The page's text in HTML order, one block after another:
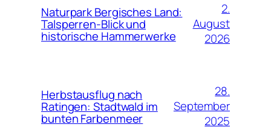
Naturpark Bergisches Land:
Talsperren-Blick und
historische Hammerwerke
2.
August
2026
Herbstausflug nach
Ratingen: Stadtwald im
bunten Farbenmeer
28.
September
2025